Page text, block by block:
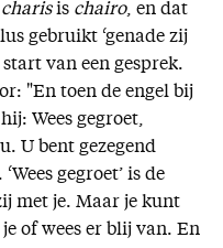
charisis chairo, en dat
gebruikt ‘genade zij
start van een gesprek.
"En toen de engel bij
Wees gegroet,
U bent gezegend
gegroet’ is de
met je. Maar je kunt
of wees er blij van. En